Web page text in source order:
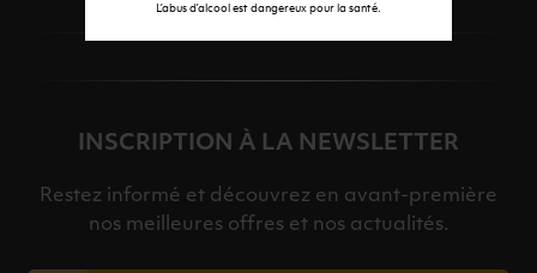
L’abus d’alcool est dangereux pour la santé.
INSCRIPTION À LA NEWSLETTER
Restez informé et découvrez en avant-première
nos meilleures offres et nos actualités.